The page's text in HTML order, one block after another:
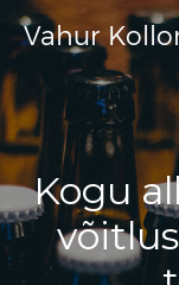
Vahur
Kogu